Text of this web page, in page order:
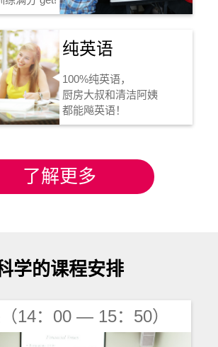
纯英语
100%纯英语，
厨房大叔和清洁阿姨
都能飚英语！
了解更多
学的课程安排
14：00 — 15：50）